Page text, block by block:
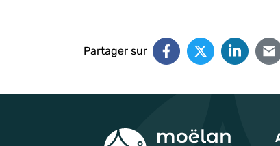
Partager sur